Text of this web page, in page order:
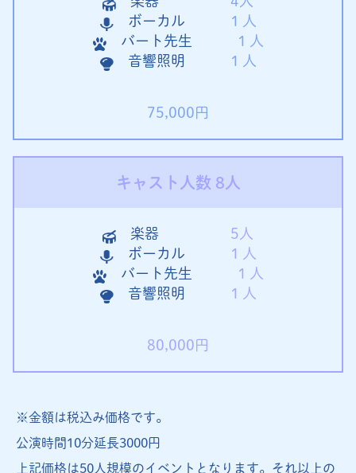
ボーカル １人
バート先生 １人
音響照明
１人
75,000円
キャスト人数 8人
楽器 5人
ボーカル １人
バート先生 １人
音響照明
１人
80,000円
※金額は税込み価格です。
公演時間10分延長3000円
上記価格は50人規模のイベントとなります。それ以上の